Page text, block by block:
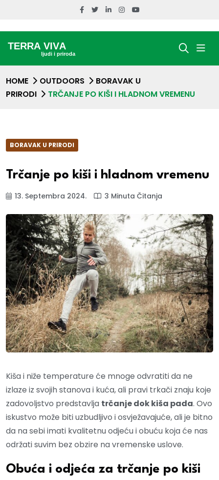
HOME OUTDOORS
BORAVAK U
PRIRODI
TRČANJE PO KIŠI I HLADNOM VREMENU
BORAVAK U PRIRODI
Trčanje po kiši i hladnom vremenu
13. Septembra 2024. 3 Minuta Čitanja
Kiša i niže temperature će mnoge odvratiti da ne
izlaze iz svojih stanova i kuća, ali pravi trkači znaju koje
zadovoljstvo predstavlja trčanje dok kiša pada. Ovo
iskustvo može biti uzbudljivo i osvježavajuće, ali je bitno
da na sebi imati kvalitetnu odjeću i obuću koja će nas
održati suvim bez obzire na vremenske uslove.
Obuća i odjeća za trčanje po kiši